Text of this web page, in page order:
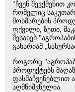
"ჩვენ შევქმენით
რომელიც საკუთარ
მოხმარების
ფქვილი, ზეთი,
შესახებ
გახარიამ
როგორც
პროდუქტებს
ფასმაჩვენებლით
აღმნიშვნელია.